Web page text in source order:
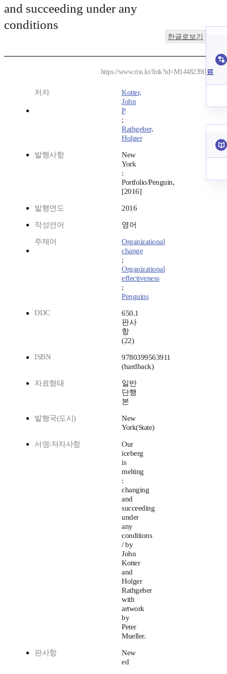
and succeeding under any
conditions
한글로보기
https://www.riss.kr/link?id=M14482390
저자
Kotter,
John
P
;
Rathgeber,
Holger
발행사항
New
York
:
Portfolio/Penguin,
[2016]
발행연도 2016
작성언어 영어
주제어
Organizational
change
;
Organizational
effectiveness
;
Penguins
DDC
650.1
판사
항
(22)
ISBN
9780399563911
(hardback)
자료형태
일반
단행
본
발행국(도시)
New
York(State)
서명/저자사항
Our
iceberg
is
melting
:
changing
and
succeeding
under
any
conditions
/ by
John
Kotter
and
Holger
Rathgeber
with
artwork
by
Peter
Mueller.
판사항
New
ed
료